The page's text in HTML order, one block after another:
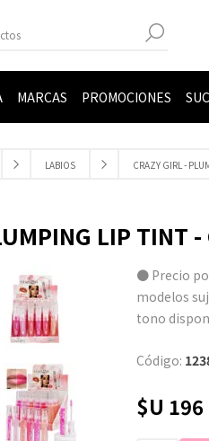
MARCAS PROMOCIONES
LABIOS CRAZY GIRL -
LIP TINT -
● Precio
modelos
tono
Código:
$U 196